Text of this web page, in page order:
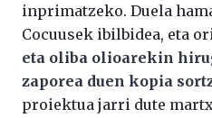
inprimatzeko. Duela
Cocuusek ibilbidea, eta
eta oliba olioarekin
zaporea duen kopia
proiektua jarri dute